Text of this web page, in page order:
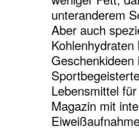
unteranderem
Aber auch
Lebensmittel
Magazin mit